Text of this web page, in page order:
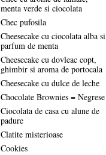
menta verde si ciocolata
Chec pufosila
Cheesecake cu ciocolata alba si
parfum de menta
Cheesecake cu dovleac copt,
ghimbir si aroma de portocala
Cheesecake cu dulce de leche
Chocolate Brownies = Negrese
Ciocolata de casa cu alune de
padure
Clatite misterioase
Cookies